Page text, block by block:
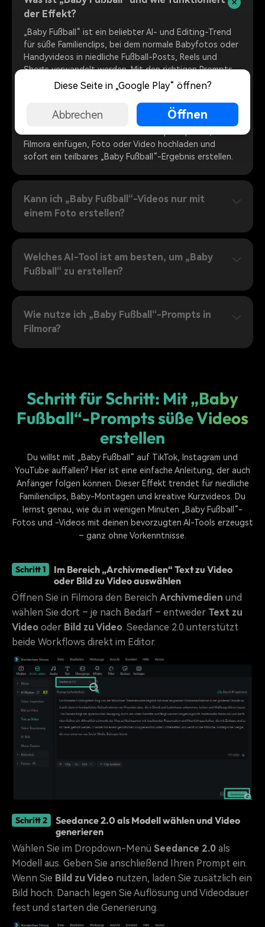
der Effekt?
„Baby Fußball“ ist ein beliebter AI- und Editing-Trend
für süße Familienclips, bei dem normale Babyfotos oder
Handyvideos in niedliche Fußball-Posts, Reels und
Shorts verwandelt werden. Mit den richtigen Prompts,
Stickern, Titeln und Übergängen kannst du in wenigen
Sekunden einen verspielten Baby-Fußball-Look
erzeugen. Filmoras Text-to-Image- und Video-Tools,
unterstützt vom Google Nano Banana Modell, machen
Filmora einfügen, Foto oder Video hochladen und
sofort ein teilbares „Baby Fußball“-Ergebnis erstellen.
Kann ich „Baby Fußball“-Videos nur mit
einem Foto erstellen?
Welches AI-Tool ist am besten, um „Baby
Fußball“ zu erstellen?
Wie nutze ich „Baby Fußball“-Prompts in
Filmora?
Schritt für Schritt: Mit „Baby
Fußball“-Prompts süße Videos
erstellen
Du willst mit „Baby Fußball“ auf TikTok, Instagram und
YouTube auffallen? Hier ist eine einfache Anleitung, der auch
Anfänger folgen können. Dieser Effekt trendet für niedliche
Familienclips, Baby-Montagen und kreative Kurzvideos. Du
lernst genau, wie du in wenigen Minuten „Baby Fußball“-
Fotos und -Videos mit deinen bevorzugten AI-Tools erzeugst
– ganz ohne Vorkenntnisse.
Schritt 1
Im Bereich „Archivmedien“ Text zu Video
oder Bild zu Video auswählen
Öffnen Sie in Filmora den Bereich Archivmedien und
wählen Sie dort – je nach Bedarf – entweder Text zu
Video oder Bild zu Video. Seedance 2.0 unterstützt
beide Workflows direkt im Editor.
Schritt 2
Seedance 2.0 als Modell wählen und Video
generieren
Wählen Sie im Dropdown-Menü Seedance 2.0 als
Modell aus. Geben Sie anschließend Ihren Prompt ein.
Wenn Sie Bild zu Video nutzen, laden Sie zusätzlich ein
Bild hoch. Danach legen Sie Auflösung und Videodauer
fest und starten die Generierung.
Diese Seite in „Google Play“ öffnen?
Abbrechen Öffnen